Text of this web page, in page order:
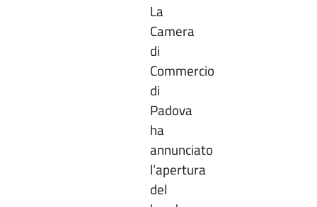
La
Camera
di
Commercio
di
Padova
ha
annunciato
l’apertura
del